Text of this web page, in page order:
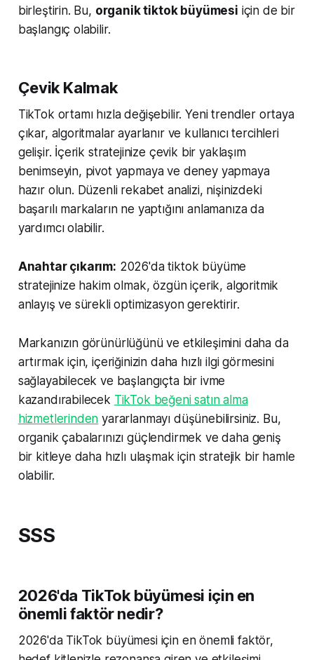
birleştirin. Bu, organik tiktok büyümesi için de bir
başlangıç olabilir.
Çevik Kalmak
TikTok ortamı hızla değişebilir. Yeni trendler ortaya
çıkar, algoritmalar ayarlanır ve kullanıcı tercihleri
gelişir. İçerik stratejinize çevik bir yaklaşım
benimseyin, pivot yapmaya ve deney yapmaya
hazır olun. Düzenli rekabet analizi, nişinizdeki
başarılı markaların ne yaptığını anlamanıza da
yardımcı olabilir.
Anahtar çıkarım: 2026'da tiktok büyüme
stratejinize hakim olmak, özgün içerik, algoritmik
anlayış ve sürekli optimizasyon gerektirir.
Markanızın görünürlüğünü ve etkileşimini daha da
artırmak için, içeriğinizin daha hızlı ilgi görmesini
sağlayabilecek ve başlangıçta bir ivme
kazandırabilecek TikTok beğeni satın alma
hizmetlerinden yararlanmayı düşünebilirsiniz. Bu,
organik çabalarınızı güçlendirmek ve daha geniş
bir kitleye daha hızlı ulaşmak için stratejik bir hamle
olabilir.
SSS
2026'da TikTok büyümesi için en
önemli faktör nedir?
2026'da TikTok büyümesi için en önemli faktör,